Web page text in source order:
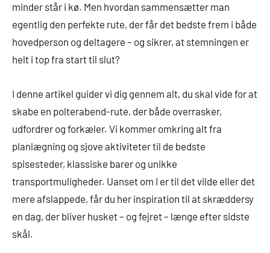
minder står i kø. Men hvordan sammensætter man
egentlig den perfekte rute, der får det bedste frem i både
hovedperson og deltagere – og sikrer, at stemningen er
helt i top fra start til slut?
I denne artikel guider vi dig gennem alt, du skal vide for at
skabe en polterabend-rute, der både overrasker,
udfordrer og forkæler. Vi kommer omkring alt fra
planlægning og sjove aktiviteter til de bedste
spisesteder, klassiske barer og unikke
transportmuligheder. Uanset om I er til det vilde eller det
mere afslappede, får du her inspiration til at skræddersy
en dag, der bliver husket – og fejret – længe efter sidste
skål.